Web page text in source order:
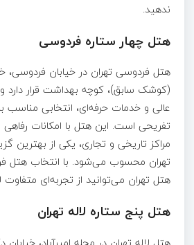
ندهید.
هتل چهار ستاره فردوسی
هتل فردوسی تهران در خیابان فردوسی،
(کوشک سابق)، کوچه بهداشت قرار دارد
عالی و خدمات حرفه‌ای، انتخابی مناسب
تفریحی است. این هتل با امکانات
مراکز تاریخی و تجاری، یکی از بهترین
تهران محسوب می‌شود. با انتخاب هتل
هتل تهران می‌توانید از تجربه‌ای متفاوت
هتل پنج‌ ستاره لاله تهران